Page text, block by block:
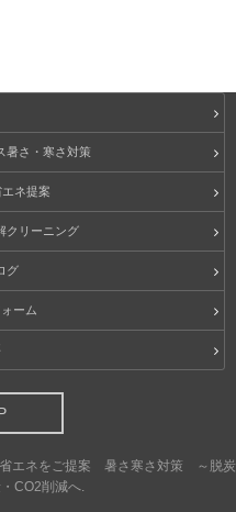
暑さ・寒さ対策
ネ提案
クリーニング
グ
ーム
省エネをご提案 暑さ寒さ対策 ～脱炭
CO2削減へ.